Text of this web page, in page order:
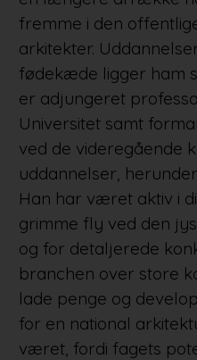
fremme i den
arkitekter.
fødekæde ligger ham
er adjungeret
Universitet samt
ved de videregående
uddannelser,
Han har været aktiv i
grimme fly ved den
og for detaljerede
branchen over store
lade penge og
for en national
været, fordi fagets